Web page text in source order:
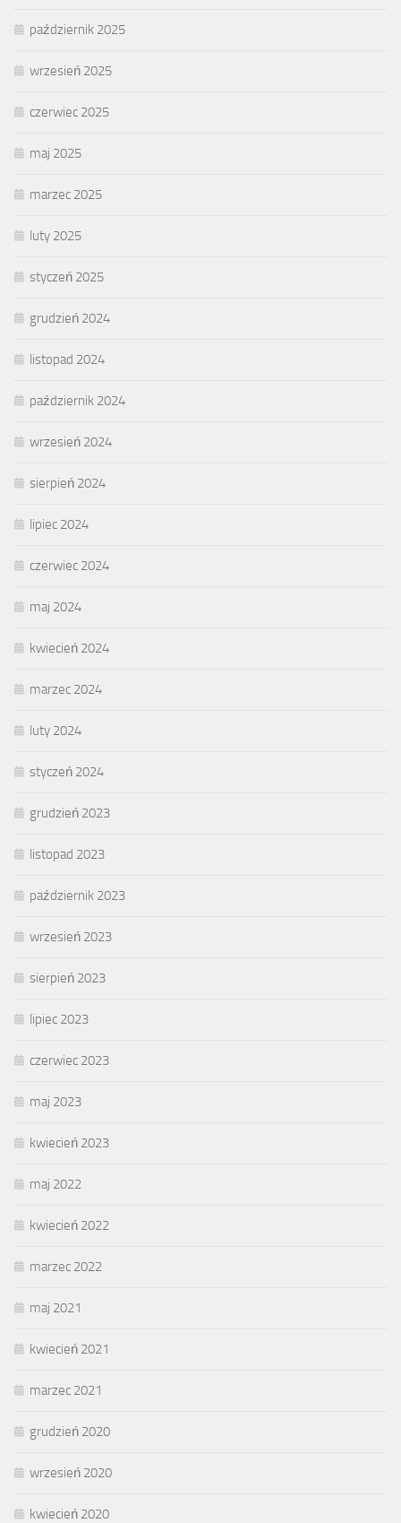
październik 2025
wrzesień 2025
czerwiec 2025
maj 2025
marzec 2025
luty 2025
styczeń 2025
grudzień 2024
listopad 2024
październik 2024
wrzesień 2024
sierpień 2024
lipiec 2024
czerwiec 2024
maj 2024
kwiecień 2024
marzec 2024
luty 2024
styczeń 2024
grudzień 2023
listopad 2023
październik 2023
wrzesień 2023
sierpień 2023
lipiec 2023
czerwiec 2023
maj 2023
kwiecień 2023
maj 2022
kwiecień 2022
marzec 2022
maj 2021
kwiecień 2021
marzec 2021
grudzień 2020
wrzesień 2020
kwiecień 2020